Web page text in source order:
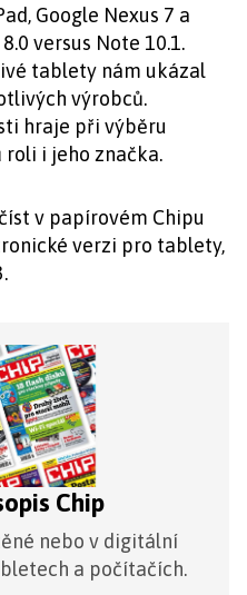
Google Nexus 7 a
versus Note 10.1.
tablety nám ukázal
výrobců.
hraje při výběru
i jeho značka.
v papírovém Chipu
verzi pro tablety,
Chip
nebo v digitální
a počítačích.